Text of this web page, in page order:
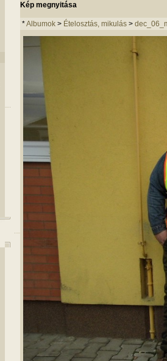
Kép megnyitása
*Albumok > Ételosztás, mikulás >